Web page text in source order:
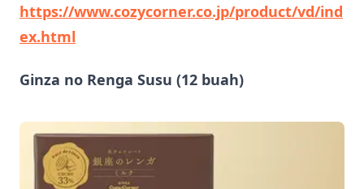
https://www.cozycorner.co.jp/product/vd/ind
ex.html
Ginza no Renga Susu (12 buah)